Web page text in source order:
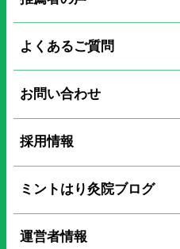
よくあるご質問
お問い合わせ
採用情報
ミントはり灸院ブログ
運営者情報